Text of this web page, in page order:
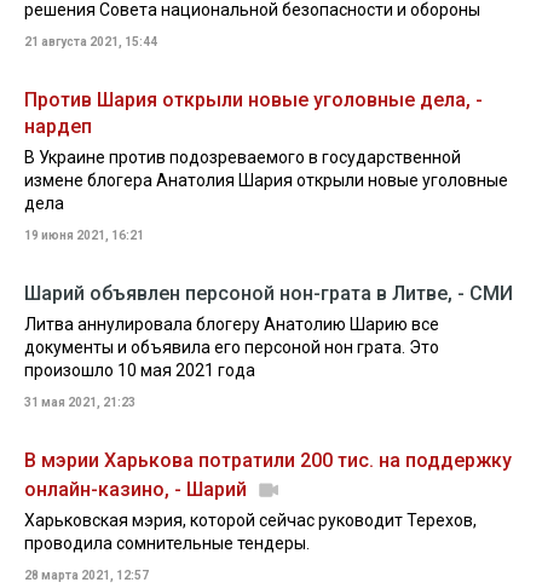
решения Совета национальной безопасности и обороны
21 августа 2021, 15:44
Против Шария открыли новые уголовные дела, -
нардеп
В Украине против подозреваемого в государственной
измене блогера Анатолия Шария открыли новые уголовные
дела
19 июня 2021, 16:21
Шарий объявлен персоной нон-грата в Литве, - СМИ
Литва аннулировала блогеру Анатолию Шарию все
документы и объявила его персоной нон грата. Это
произошло 10 мая 2021 года
31 мая 2021, 21:23
В мэрии Харькова потратили 200 тис. на поддержку
онлайн-казино, - Шарий
Харьковская мэрия, которой сейчас руководит Терехов,
проводила сомнительные тендеры.
28 марта 2021, 12:57